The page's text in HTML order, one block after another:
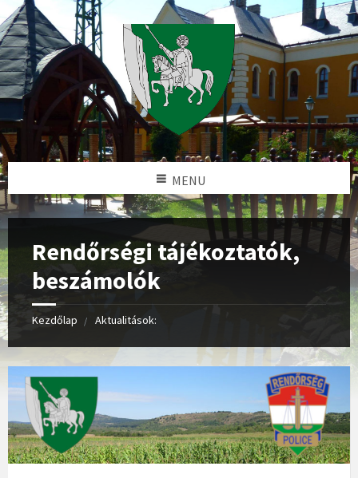
MENU
Rendőrségi tájékoztatók,
beszámolók
Kezdőlap Aktualitások: